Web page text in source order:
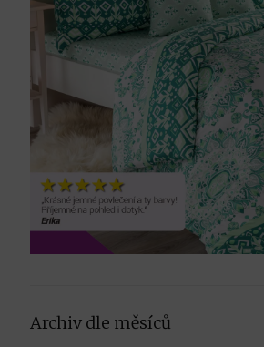
Archiv dle měsíců